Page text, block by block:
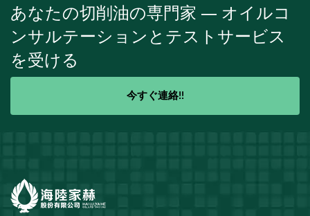
あなたの切削油の専門家 — オイルコ
ンサルテーションとテストサービス
を受ける
今すぐ連絡!!